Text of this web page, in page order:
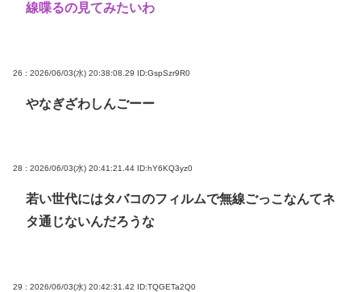
線喋るの見てみたいわ
26 : 2026/06/03(水) 20:38:08.29 ID:GspSzr9R0
やなぎざわしんごーー
28 : 2026/06/03(水) 20:41:21.44 ID:hY6KQ3yz0
若い世代にはタバコのフィルムで無線ごっこなんてネ
タ通じないんだろうな
29 : 2026/06/03(水) 20:42:31.42 ID:TQGETa2Q0